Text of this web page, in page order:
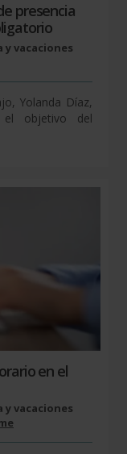
presencia
vacaciones
Yolanda Díaz,
el objetivo del
en el
vacaciones